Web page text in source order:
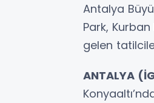
Antalya
Park,
gelen
ANTALYA